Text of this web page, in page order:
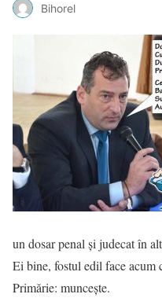
Bihorel
un dosar penal şi judecat în
Ei bine, fostul edil face acum
Primărie: munceşte.